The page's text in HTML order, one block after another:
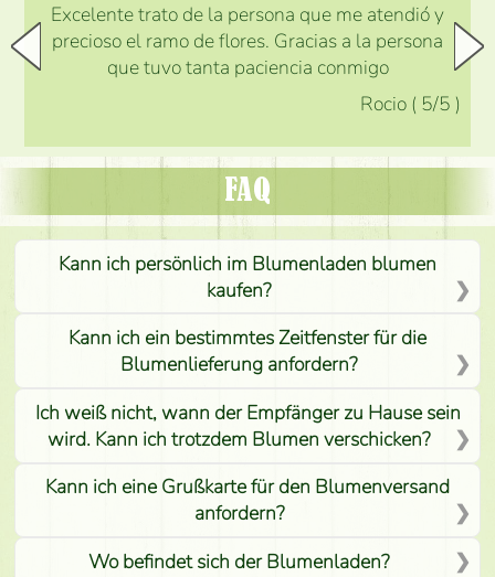
Excelente trato de la persona que me atendió y
precioso el ramo de flores. Gracias a la persona
que tuvo tanta paciencia conmigo
Rocio ( 5/5 )
FAQ
Kann ich persönlich im Blumenladen blumen
kaufen?
Kann ich ein bestimmtes Zeitfenster für die
Blumenlieferung anfordern?
Ich weiß nicht, wann der Empfänger zu Hause sein
wird. Kann ich trotzdem Blumen verschicken?
Kann ich eine Grußkarte für den Blumenversand
anfordern?
Wo befindet sich der Blumenladen?